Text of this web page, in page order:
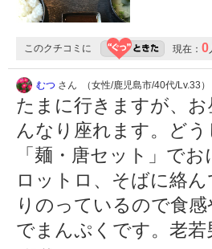
このクチコミに 現在： 0
むつ さん （女性/鹿児島市/40代/Lv.33）
たまに行きますが、
んなり座れます。ど
「麺・唐セット」で
ロットロ、そばに絡
りのっているので食
でまんぷくです。老